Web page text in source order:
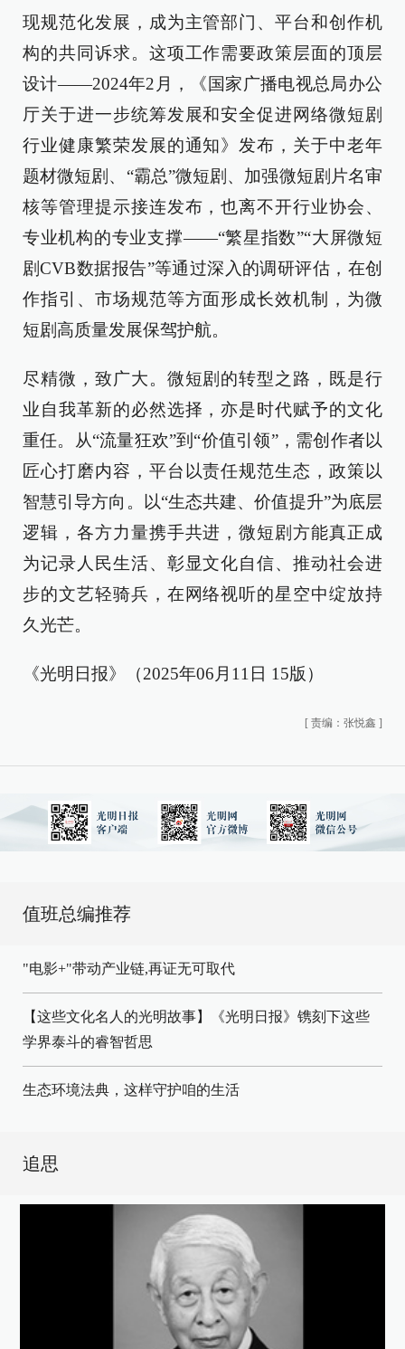
现规范化发展，成为主管部门、平台和创作机
构的共同诉求。这项工作需要政策层面的顶层
设计——2024年2月，《国家广播电视总局办公
厅关于进一步统筹发展和安全促进网络微短剧
行业健康繁荣发展的通知》发布，关于中老年
题材微短剧、“霸总”微短剧、加强微短剧片名审
核等管理提示接连发布，也离不开行业协会、
专业机构的专业支撑——“繁星指数”“大屏微短
剧CVB数据报告”等通过深入的调研评估，在创
作指引、市场规范等方面形成长效机制，为微
短剧高质量发展保驾护航。
尽精微，致广大。微短剧的转型之路，既是行
业自我革新的必然选择，亦是时代赋予的文化
重任。从“流量狂欢”到“价值引领”，需创作者以
匠心打磨内容，平台以责任规范生态，政策以
智慧引导方向。以“生态共建、价值提升”为底层
逻辑，各方力量携手共进，微短剧方能真正成
为记录人民生活、彰显文化自信、推动社会进
步的文艺轻骑兵，在网络视听的星空中绽放持
久光芒。
《光明日报》（2025年06月11日 15版）
[ 责编：张悦鑫 ]
值班总编推荐
"电影+"带动产业链,再证无可取代
【这些文化名人的光明故事】《光明日报》镌刻下这些
学界泰斗的睿智哲思
生态环境法典，这样守护咱的生活
追思